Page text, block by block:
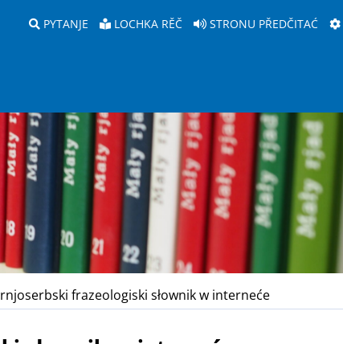
PYTANJE LOCHKA RĚČ STRONU PŘEDČITAĆ
frazeologiski słownik w interneće